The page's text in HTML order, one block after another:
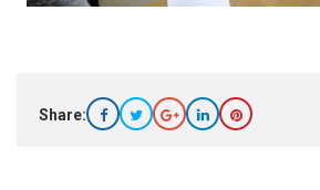
Share: